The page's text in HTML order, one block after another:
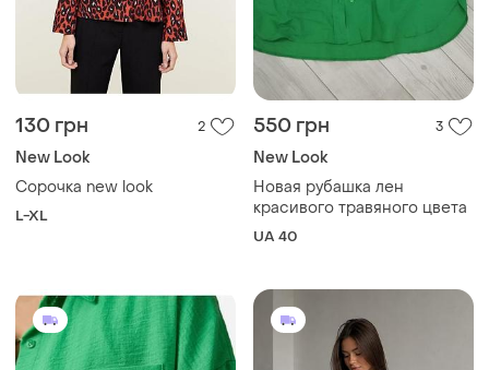
130 грн 2
New Look
Сорочка new look
L-XL
550 грн 3
New Look
Новая рубашка лен
красивого травяного цвета
UA 40